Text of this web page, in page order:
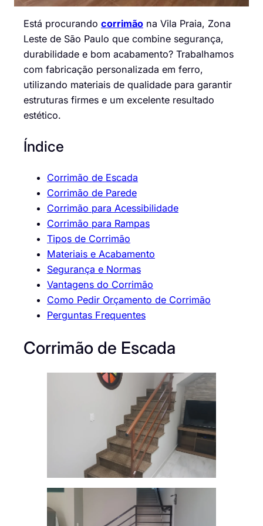
Está procurando corrimão na Vila Praia, Zona
Leste de São Paulo que combine segurança,
durabilidade e bom acabamento? Trabalhamos
com fabricação personalizada em ferro,
utilizando materiais de qualidade para garantir
estruturas firmes e um excelente resultado
estético.
Índice
Corrimão de Escada
Corrimão de Parede
Corrimão para Acessibilidade
Corrimão para Rampas
Tipos de Corrimão
Materiais e Acabamento
Segurança e Normas
Vantagens do Corrimão
Como Pedir Orçamento de Corrimão
Perguntas Frequentes
Corrimão de Escada